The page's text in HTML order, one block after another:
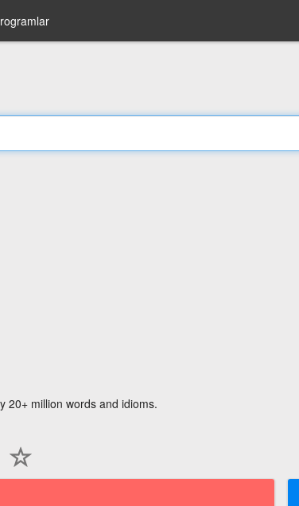
20+ million words and idioms.